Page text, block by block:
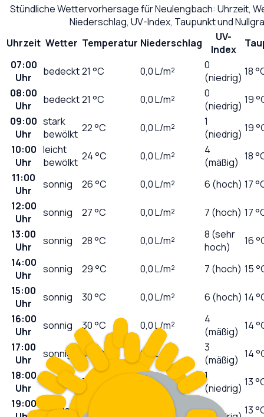
Stündliche Wettervorhersage fürNeulengbach: Uhrzeit,
Niederschlag, UV-Index, Taupunkt und
Uhrzeit Wetter Temperatur Niederschlag
UV-
Index
07:00
Uhr
bedeckt21 °C 0,0L/m²
0
(niedrig) 18
08:00
Uhr
bedeckt21 °C 0,0L/m²
0
(niedrig) 19
09:00
Uhr
stark
bewölkt 22°C 0,0L/m²
1
(niedrig) 19
10:00
Uhr
leicht
bewölkt 24°C 0,0L/m²
4
(mäßig) 18
11:00
Uhr
sonnig 26°C 0,0L/m² 6 (hoch) 17
12:00
Uhr
sonnig 27°C 0,0L/m² 7 (hoch) 17
13:00
Uhr
sonnig 28°C 0,0L/m²
8 (sehr
hoch)
16
14:00
Uhr
sonnig 29°C 0,0L/m² 7 (hoch) 15
15:00
Uhr
sonnig 30°C 0,0L/m² 6 (hoch) 14
16:00
Uhr
sonnig 30°C 0,0L/m²
4
(mäßig) 14
17:00
Uhr
sonnig 31 °C 0,0 L/m²
3
(mäßig) 14
18:00
Uhr
sonnig 31 0,0L/m²
1
(niedrig) 13
19:00 wolkig 30 L/m² 13